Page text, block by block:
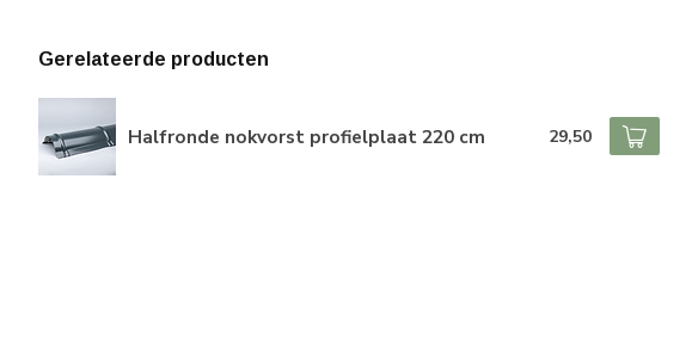
Gerelateerde producten
Halfronde nokvorst profielplaat 220 cm 29,50